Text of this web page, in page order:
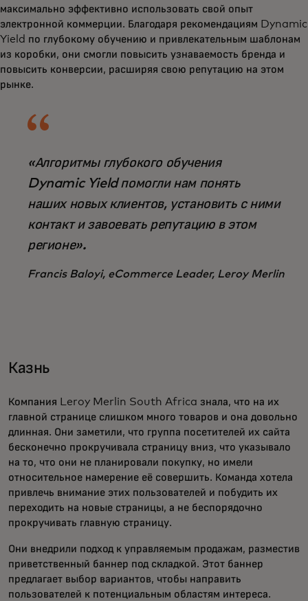
максимально эффективно использовать свой опыт
электронной коммерции. Благодаря рекомендациям Dynamic
Yield по глубокому обучению и привлекательным шаблонам
из коробки, они смогли повысить узнаваемость бренда и
повысить конверсии, расширяя свою репутацию на этом
рынке.
«Алгоритмы глубокого обучения
Dynamic Yield помогли нам понять
наших новых клиентов, установить с ними
контакт и завоевать репутацию в этом
регионе».
Francis Baloyi, eCommerce Leader, Leroy Merlin
Казнь
Компания Leroy Merlin South Africa знала, что на их
главной странице слишком много товаров и она довольно
длинная. Они заметили, что группа посетителей их сайта
бесконечно прокручивала страницу вниз, что указывало
на то, что они не планировали покупку, но имели
относительное намерение её совершить. Команда хотела
привлечь внимание этих пользователей и побудить их
переходить на новые страницы, а не беспорядочно
прокручивать главную страницу.
Они внедрили подход к управляемым продажам, разместив
приветственный баннер под складкой. Этот баннер
предлагает выбор вариантов, чтобы направить
пользователей к потенциальным областям интереса.